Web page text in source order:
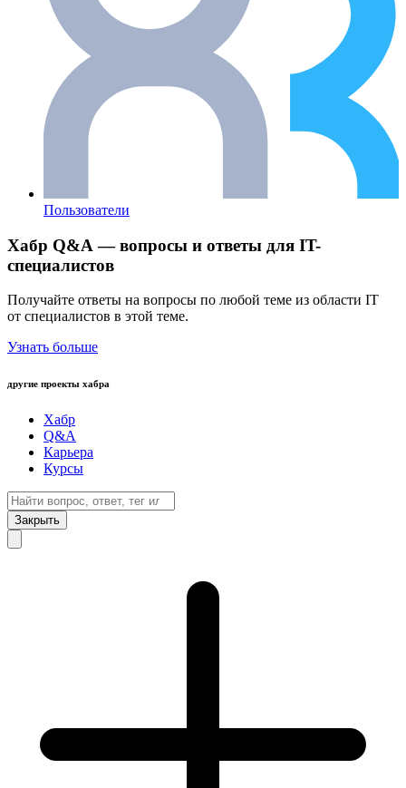
Пользователи
Хабр Q&A — вопросы и ответы для IT-
специалистов
Получайте ответы на вопросы по любой теме из области IT
от специалистов в этой теме.
Узнать больше
другие проекты хабра
Хабр
Q&A
Карьера
Курсы
Закрыть